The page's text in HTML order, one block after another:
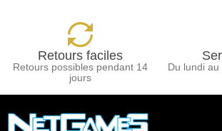
Retours faciles
Retours possibles pendant 14
jours
Du lundi